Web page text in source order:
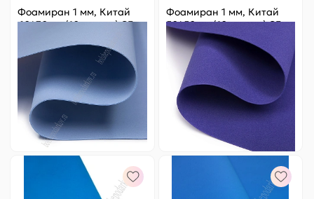
Фоамиран 1 мм, Китай
60*70 см (10 листов) SF-
Цена за 24.8 ₽
Артикул: 805-251
248 ₽
Оптовая
- +
Фоамиран 1 мм, Китай
50*50 см (10 листов) SF-
3431, синий №015
Цена за ед. : 18.2 ₽
Артикул:
805-80
182 ₽
Оптовая
+